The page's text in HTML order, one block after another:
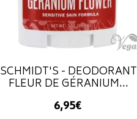
SCHMIDT'S - DÉODORANT
FLEUR DE GÉRANIUM...
6,95€